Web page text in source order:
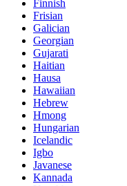
Finnish
Frisian
Galician
Georgian
Gujarati
Haitian
Hausa
Hawaiian
Hebrew
Hmong
Hungarian
Icelandic
Igbo
Javanese
Kannada